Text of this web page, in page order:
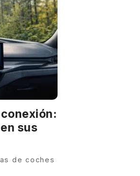
sus
de coches